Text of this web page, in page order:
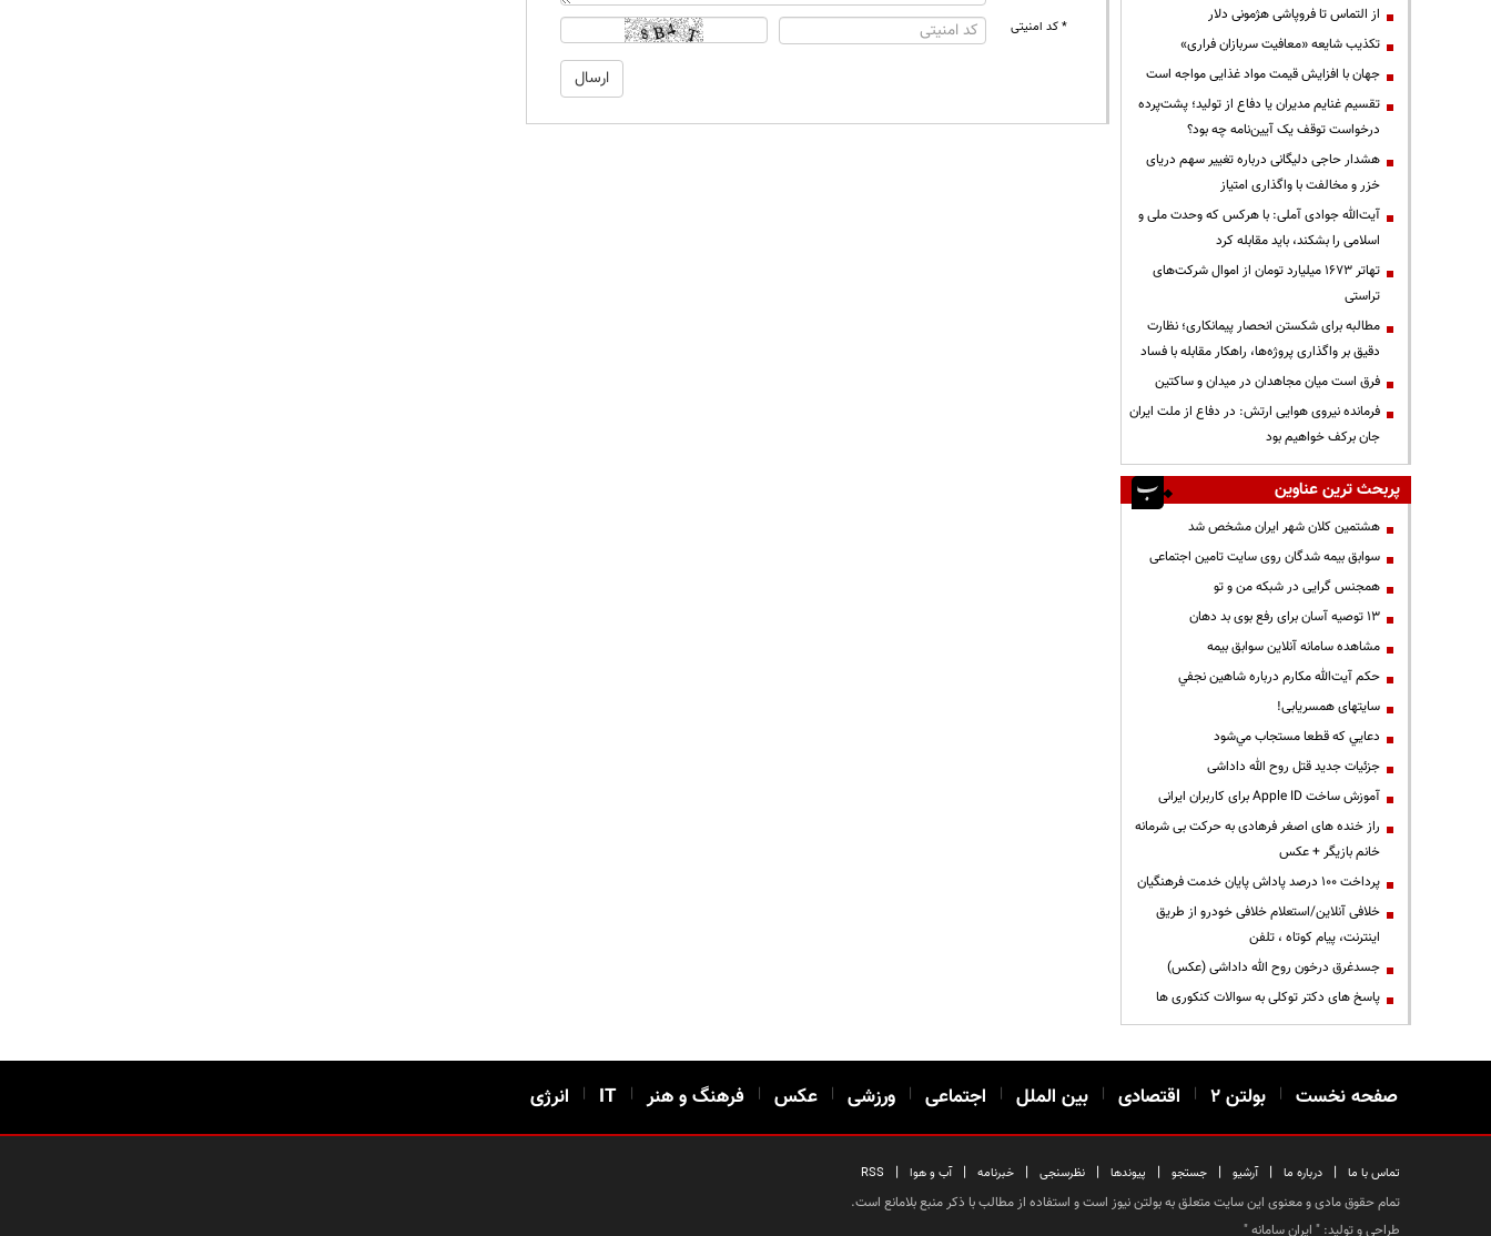
* کد امنیتی
از التماس تا فروپاشی هژمونی دلار
تکذیب شایعه «معافیت سربازان فراری»
جهان با افزایش قیمت مواد غذایی مواجه است
تقسیم غنایم مدیران یا دفاع از تولید؛ پشت‌پرده
درخواست توقف یک آیین‌نامه چه بود؟
هشدار حاجی دلیگانی درباره تغییر سهم دریای
خزر و مخالفت با واگذاری امتیاز
آیت‌الله جوادی آملی: با هرکس که وحدت ملی و
اسلامی را بشکند، باید مقابله کرد
تهاتر ۱۶۷۳ میلیارد تومان از اموال شرکت‌های
تراستی
مطالبه برای شکستن انحصار پیمانکاری؛ نظارت
دقیق بر واگذاری پروژه‌ها، راهکار مقابله با فساد
فرق است میان مجاهدان در میدان و ساکتین
فرمانده نیروی هوایی ارتش: در دفاع از ملت ایران
جان برکف خواهیم بود
پربحث ترین عناوین
هشتمین کلان شهر ایران مشخص شد
سوابق بیمه شدگان روی سایت تامین اجتماعی
همجنس گرایی در شبکه من و تو
13 توصیه آسان برای رفع بوی بد دهان
مشاهده سامانه آنلاين سوابق بیمه
حكم آيت‌الله مكارم درباره شاهين نجفي
سایتهای همسریابی!
دعايي كه قطعا مستجاب مي‌شود
جزئیات جدید قتل روح الله داداشی
آموزش ساخت Apple ID برای کاربران ایرانی
راز خنده های اصغر فرهادی به حرکت بی شرمانه
خانم بازیگر + عکس
پرداخت ۱۰۰ درصد پاداش پایان خدمت فرهنگیان
خلافی آنلاین/استعلام خلافی خودرو از طریق
اینترنت، پیام کوتاه ، تلفن
جسدغرق درخون روح الله داداشی (عکس)
پاسخ های دکتر توکلی به سوالات کنکوری ها
صفحه نخست | بولتن ۲ | اقتصادی | بین الملل | اجتماعی | ورزشی | عکس | فرهنگ و هنر |
IT
| انرژی
تماس با ما | درباره ما | آرشیو | جستجو | پیوندها | نظرسنجی | خبرنامه | آب و هوا |
RSS
تمام حقوق مادی و معنوی این سایت متعلق به بولتن نیوز است و استفاده از مطالب با ذکر منبع بلامانع است.
طراحی و تولید: " ایران سامانه"